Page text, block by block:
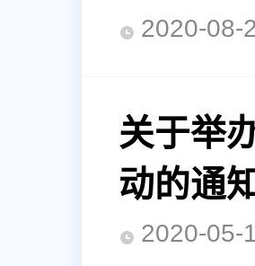
2020-
关于举
动的通
2020-